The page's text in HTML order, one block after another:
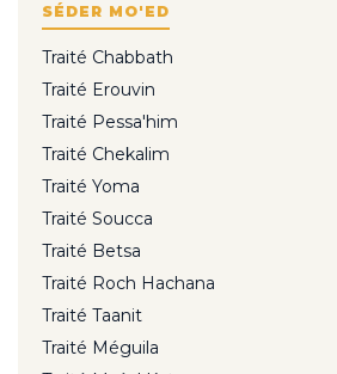
SÉDER MO'ED
Traité Chabbath
Traité Erouvin
Traité Pessa'him
Traité Chekalim
Traité Yoma
Traité Soucca
Traité Betsa
Traité Roch Hachana
Traité Taanit
Traité Méguila